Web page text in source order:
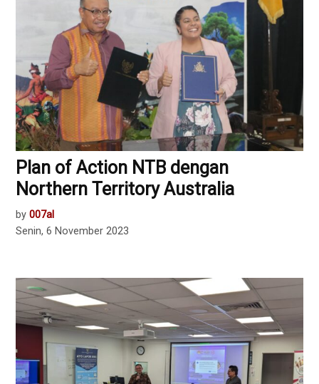
Plan of Action NTB dengan
Northern Territory Australia
by 007al
Senin, 6 November 2023